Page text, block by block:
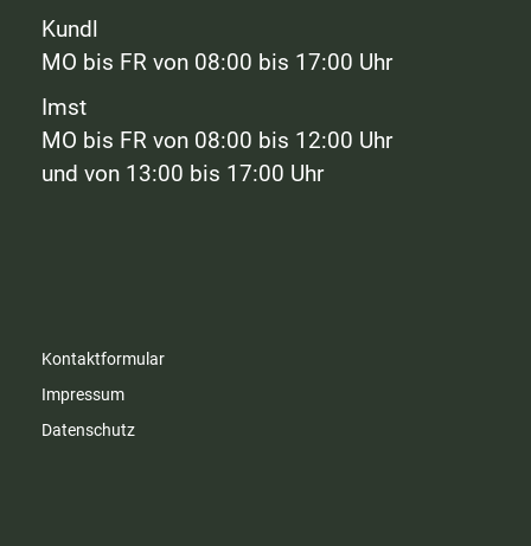
Kundl
MO bis FR von 08:00 bis 17:00 Uhr
Imst
MO bis FR von 08:00 bis 12:00 Uhr
und von 13:00 bis 17:00 Uhr
Kontaktformular
Impressum
Datenschutz